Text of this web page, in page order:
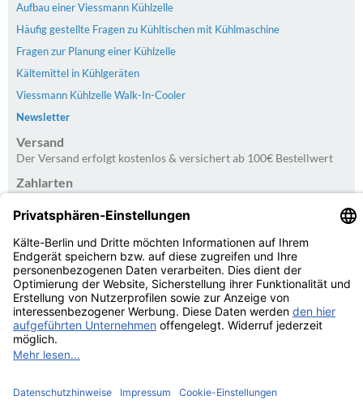
Aufbau einer Viessmann Kühlzelle
Häufig gestellte Fragen zu Kühltischen mit Kühlmaschine
Fragen zur Planung einer Kühlzelle
Kältemittel in Kühlgeräten
Viessmann Kühlzelle Walk-In-Cooler
Newsletter
Versand
Der Versand erfolgt kostenlos & versichert ab 100€ Bestellwert
Zahlarten
Kundenbewertungen von Trusted Shops
4.75/5.00 bei20 Bewertungen
Kaelte-Berlin.com Kundenbewertungen | Trusted Shops
© Kälte-Berlin Inhaber: Christian Berg 2026